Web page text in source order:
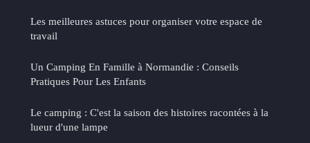
Les meilleures astuces pour organiser votre espace de
travail
Un Camping En Famille à Normandie : Conseils
Pratiques Pour Les Enfants
Le camping : C'est la saison des histoires racontées à la
lueur d'une lampe